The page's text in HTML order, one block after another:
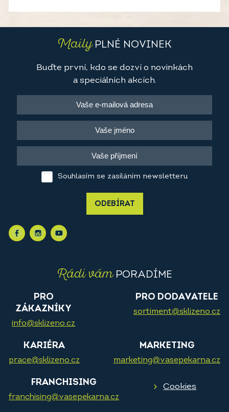
MailyPLNÉ NOVINEK
Buďte první, kdo se dozví o novinkách
a speciálních akcích.
Souhlasím se zasíláním newsletteru
ODEBÍRAT
Rádi vámPORADÍME
PRO
ZÁKAZNÍKY
info@sklizeno.cz
PRO DODAVATELE
sortiment@sklizeno.cz
KARIÉRA
prace@sklizeno.cz
MARKETING
marketing@vasepekarna.cz
FRANCHISING
franchising@vasepekarna.cz
Cookies